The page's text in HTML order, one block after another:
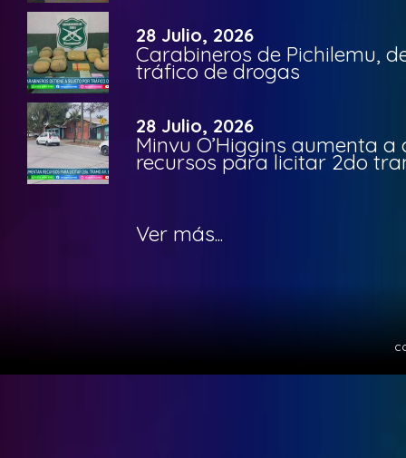
28 Julio, 2026
Carabineros de Pichilemu,
tráfico de drogas
28 Julio, 2026
Minvu O’Higgins aumenta a
recursos para licitar 2do
Ver más...